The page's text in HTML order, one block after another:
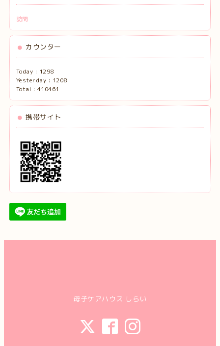
訪問
カウンター
Today : 1298
Yesterday : 1208
Total : 410461
携帯サイト
母子ケアハウス しらい